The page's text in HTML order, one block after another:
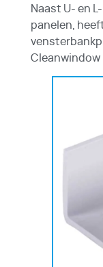
Naast U- en
panelen,
Cleanwindow